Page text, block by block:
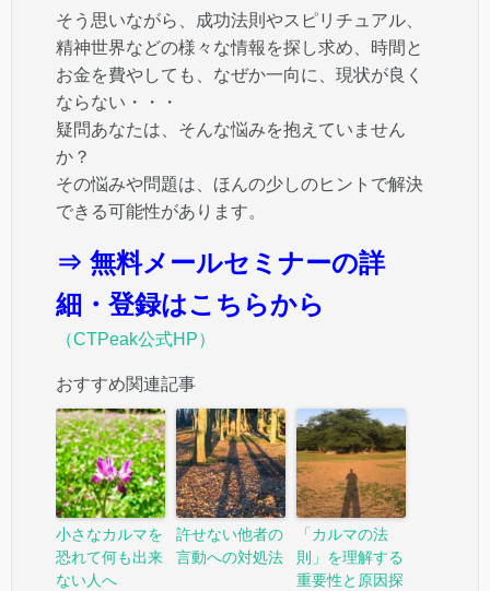
そう思いながら、成功法則やスピリチュアル、
精神世界などの様々な情報を探し求め、時間と
お金を費やしても、なぜか一向に、現状が良く
ならない・・・
疑問あなたは、そんな悩みを抱えていません
か？
その悩みや問題は、ほんの少しのヒントで解決
できる可能性があります。
⇒ 無料メールセミナーの詳
細・登録はこちらから
（CTPeak公式HP）
おすすめ関連記事
小さなカルマを
恐れて何も出来
ない人へ
許せない他者の
言動への対処法
「カルマの法
則」を理解する
重要性と原因探